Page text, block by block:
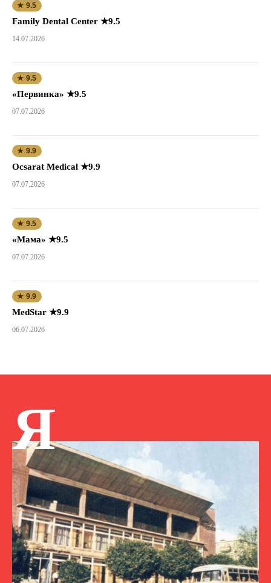
★ 9.5
Family Dental Center ★9.5
14.07.2026
★ 9.5
«Первинка» ★9.5
07.07.2026
★ 9.9
Ocsarat Medical ★9.9
07.07.2026
★ 9.5
«Мама» ★9.5
07.07.2026
★ 9.9
MedStar ★9.9
06.07.2026
Я